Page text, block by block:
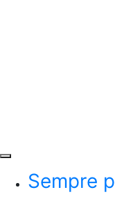
Sempre